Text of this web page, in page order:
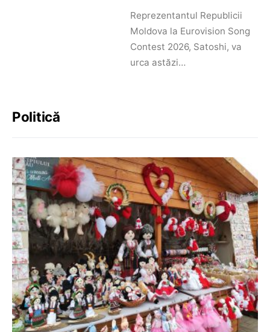
Reprezentantul Republicii
Moldova la Eurovision Song
Contest 2026, Satoshi, va
urca astăzi…
Politică